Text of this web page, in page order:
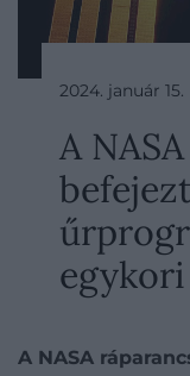
2024. január
A
A NASA